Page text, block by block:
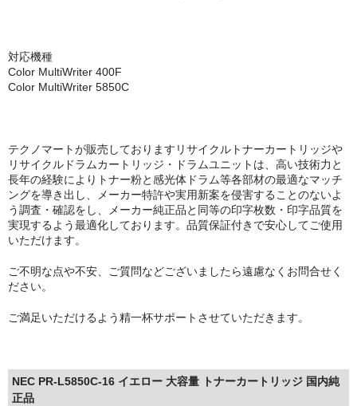
対応機種
Color MultiWriter 400F
Color MultiWriter 5850C
テクノマートが販売しておりますリサイクルトナーカートリッジや
リサイクルドラムカートリッジ・ドラムユニットは、高い技術力と
長年の経験によりトナー粉と感光体ドラム等各部材の最適なマッチ
ングを導き出し、メーカー特許や実用新案を侵害することのないよ
う調査・確認をし、メーカー純正品と同等の印字枚数・印字品質を
実現するよう最適化しております。品質保証付きで安心してご使用
いただけます。
ご不明な点や不安、ご質問などございましたら遠慮なくお問合せく
ださい。
ご満足いただけるよう精一杯サポートさせていただきます。
NEC PR-L5850C-16 イエロー 大容量 トナーカートリッジ 国内純
正品